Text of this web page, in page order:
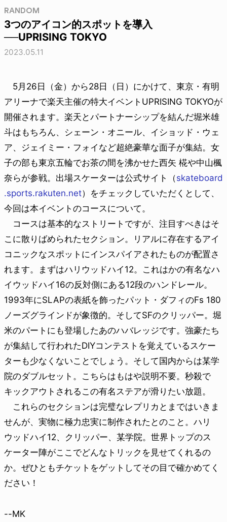
RANDOM
3つのアイコン的スポットを導入
──UPRISING TOKYO
2023.05.11
5月26日（金）から28日（日）にかけて、東京・有明
アリーナで楽天主催の特大イベントUPRISING TOKYOが
開催されます。楽天とパートナーシップを結んだ堀米雄
斗はもちろん、シェーン・オニール、イショッド・ウェ
ア、ジェイミー・フォイなど超絶豪華な面子が集結。女
子の部も東京五輪でお茶の間を沸かせた西矢 椛や中山楓
奈らが参戦。出場スケーターは公式サイト（skateboard
.sports.rakuten.net）をチェックしていただくとして、
今回は本イベントのコースについて。
コースは基本的なストリートですが、注目すべきはそ
こに散りばめられたセクション。リアルに存在するアイ
コニックなスポットにインスパイアされたものが配置さ
れます。まずはハリウッドハイ12。これはかの有名なハ
イウッドハイ16の反対側にある12段のハンドレール。
1993年にSLAPの表紙を飾ったパット・ダフィのFs 180
ノーズグラインドが象徴的。そしてSFのクリッパー。堀
米のパートにも登場したあのハバレッジです。強豪たち
が集結して行われたDIYコンテストを覚えているスケー
ターも少なくないことでしょう。そして国内からは某学
院のダブルセット。こちらはもはや説明不要。秒殺で
キックアウトされるこの有名ステアが滑りたい放題。
これらのセクションは完璧なレプリカとまではいきま
せんが、実物に極力忠実に制作されたとのこと。ハリ
ウッドハイ12、クリッパー、某学院。世界トップのス
ケーター陣がここでどんなトリックを見せてくれるの
か。ぜひともチケットをゲットしてその目で確かめてく
ださい！
--MK